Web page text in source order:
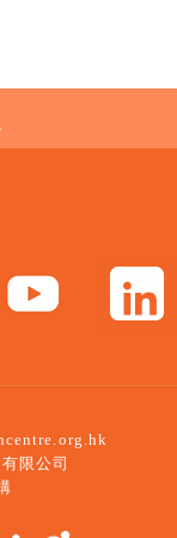
限公司